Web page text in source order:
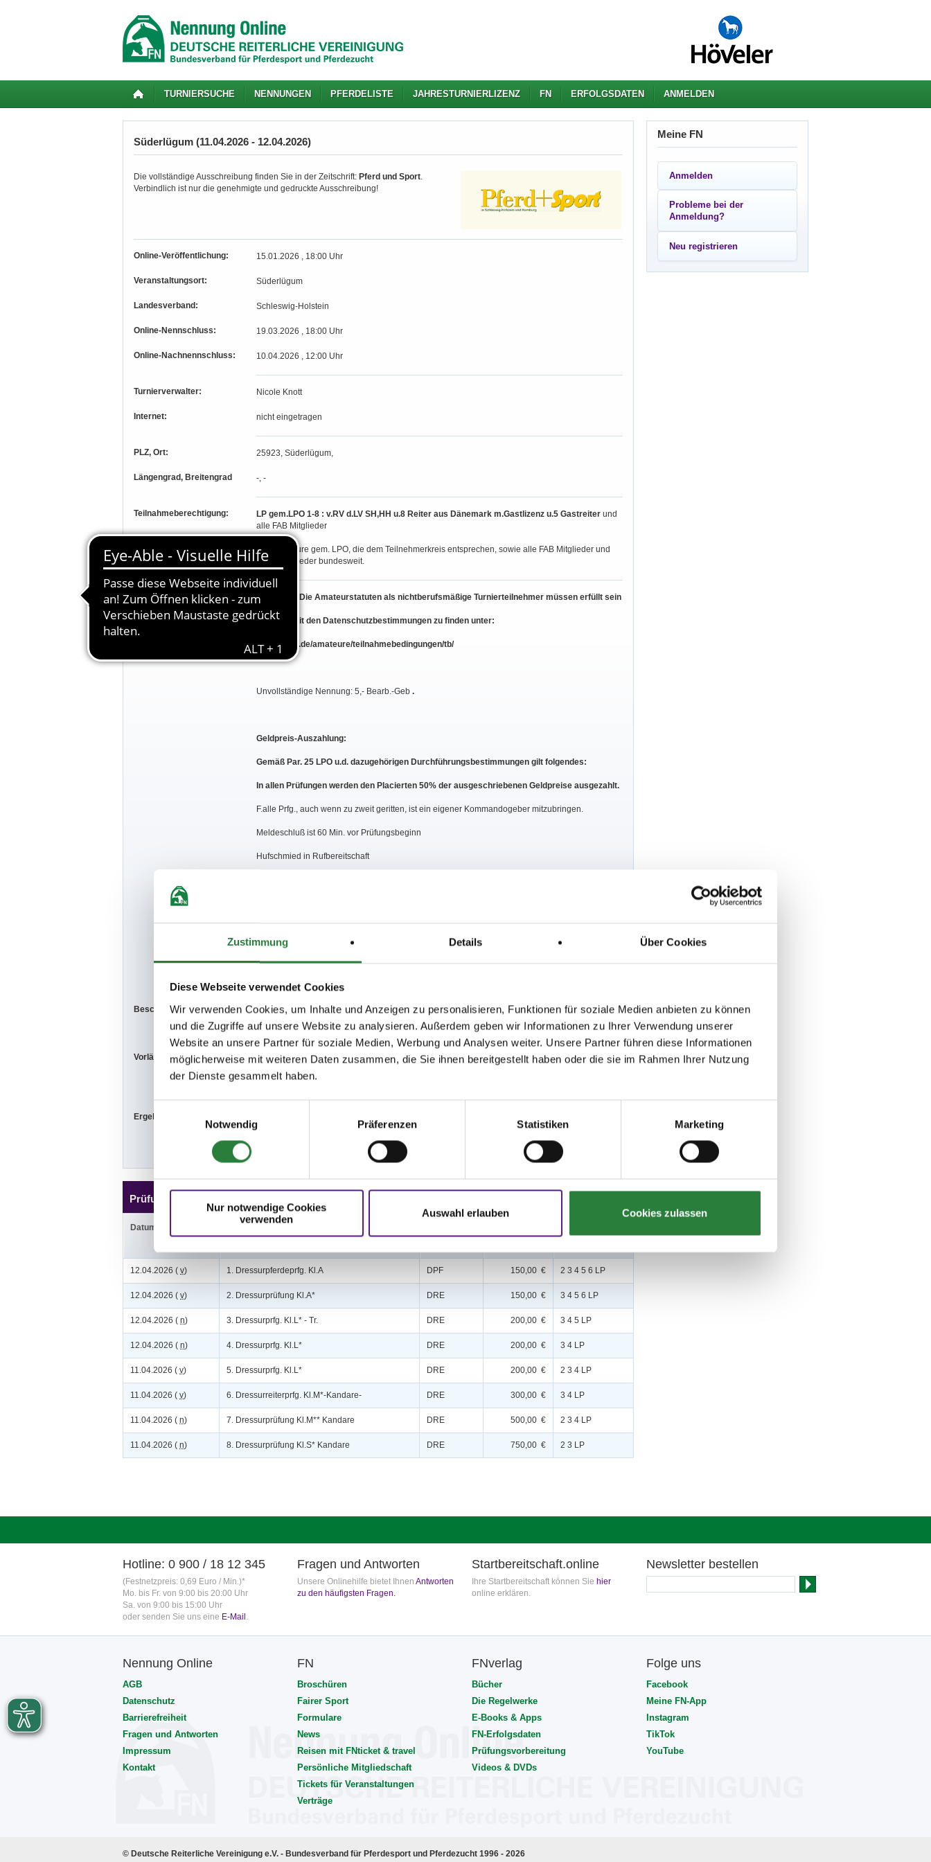
Zustimmung Details Über Cookies
Diese Webseite verwendet Cookies
Wir verwenden Cookies, um Inhalte und Anzeigen zu personalisieren, Funktionen für soziale Medien anbieten zu können
und die Zugriffe auf unsere Website zu analysieren. Außerdem geben wir Informationen zu Ihrer Verwendung unserer
Website an unsere Partner für soziale Medien, Werbung und Analysen weiter. Unsere Partner führen diese Informationen
möglicherweise mit weiteren Daten zusammen, die Sie ihnen bereitgestellt haben oder die sie im Rahmen Ihrer Nutzung
der Dienste gesammelt haben.
Notwendig
Präferenzen Statistiken Marketing
Nur notwendige Cookies
verwenden
Auswahl erlauben Cookies zulassen
TURNIERSUCHE NENNUNGEN PFERDELISTE JAHRESTURNIERLIZENZ FN ERFOLGSDATEN ANMELDEN
Süderlügum (11.04.2026 - 12.04.2026)
Die vollständige Ausschreibung finden Sie in der Zeitschrift: Pferd und Sport.
Verbindlich ist nur die genehmigte und gedruckte Ausschreibung!
Online-Veröffentlichung: 15.01.2026 , 18:00 Uhr
Veranstaltungsort: Süderlügum
Landesverband: Schleswig-Holstein
Online-Nennschluss: 19.03.2026 , 18:00 Uhr
Online-Nachnennschluss: 10.04.2026 , 12:00 Uhr
Turnierverwalter: Nicole Knott
Internet: nicht eingetragen
PLZ, Ort: 25923, Süderlügum,
Längengrad, Breitengrad -, -
Teilnahmeberechtigung: LP gem.LPO 1-8 : v.RV d.LV SH,HH u.8 Reiter aus Dänemark m.Gastlizenz u.5 Gastreiter und
alle FAB Mitglieder
Alle Amateure gem. LPO, die dem Teilnehmerkreis entsprechen, sowie alle FAB Mitglieder und
Probemitglieder bundesweit.
Besondere Bestimmungen: Prüfung 3) Die Amateurstatuten als nichtberufsmäßige Turnierteilnehmer müssen erfüllt sein
und sind mit den Datenschutzbestimmungen zu finden unter:
www.fabev.de/amateure/teilnahmebedingungen/tb/
Unvollständige Nennung: 5,- Bearb.-Geb .
Geldpreis-Auszahlung:
Gemäß Par. 25 LPO u.d. dazugehörigen Durchführungsbestimmungen gilt folgendes:
In allen Prüfungen werden den Placierten 50% der ausgeschriebenen Geldpreise ausgezahlt.
F.alle Prfg., auch wenn zu zweit geritten, ist ein eigener Kommandogeber mitzubringen.
Meldeschluß ist 60 Min. vor Prüfungsbeginn
Hufschmied in Rufbereitschaft
Weitere Gebühren: Parken PKW 2,-, Gesp.3,-, LKW 5,-.
Allg.Bestimmungen s.&Pferd+Sport& jeweils am Anfang der veröffentlichten
Beschaffenheit der Plätze: Halle: 20x60m, Vorbereitungsplatz: 20x40m Halle
Vorläufige Zeitenteilung:
Sa. vorm.: 5,6; nachm.: 7,8
So. vorm.: 1,2; nachm.: 3,4
Ergebnisse:
Prüfungen
Datum
12.04.2026 ( v) 1. Dressurpferdeprfg. Kl.A DPF 150,00 € 2 3 4 5 6 LP
12.04.2026 ( v) 2. Dressurprüfung Kl.A* DRE 150,00 € 3 4 5 6 LP
12.04.2026 ( n) 3. Dressurprfg. Kl.L* - Tr. DRE 200,00 € 3 4 5 LP
12.04.2026 ( n) 4. Dressurprfg. Kl.L* DRE 200,00 € 3 4 LP
11.04.2026 ( v) 5. Dressurprfg. Kl.L* DRE 200,00 € 2 3 4 LP
11.04.2026 ( v) 6. Dressurreiterprfg. Kl.M*-Kandare- DRE 300,00 € 3 4 LP
11.04.2026 ( n) 7. Dressurprüfung Kl.M** Kandare DRE 500,00 € 2 3 4 LP
11.04.2026 ( n) 8. Dressurprüfung Kl.S* Kandare DRE 750,00 € 2 3 LP
Meine FN
Anmelden
Probleme bei der
Anmeldung?
Neu registrieren
Hotline: 0 900 / 18 12 345
(Festnetzpreis: 0,69 Euro / Min.)*
Mo. bis Fr. von 9:00 bis 20:00 Uhr
Sa. von 9:00 bis 15:00 Uhr
oder senden Sie uns eine E-Mail .
Fragen und Antworten
Unsere Onlinehilfe bietet Ihnen Antworten
zu den häufigsten Fragen.
Startbereitschaft.online
Ihre Startbereitschaft können Sie hier
online erklären.
Newsletter bestellen
Nennung Online
AGB
Datenschutz
Barrierefreiheit
Fragen und Antworten
Impressum
Kontakt
FN
Broschüren
Fairer Sport
Formulare
News
Reisen mit FNticket & travel
Persönliche Mitgliedschaft
Tickets für Veranstaltungen
Verträge
FNverlag
Bücher
Die Regelwerke
E-Books & Apps
FN-Erfolgsdaten
Prüfungsvorbereitung
Videos & DVDs
Folge uns
Facebook
Meine FN-App
Instagram
TikTok
YouTube
© Deutsche Reiterliche Vereinigung e.V. - Bundesverband für Pferdesport und Pferdezucht 1996 - 2026